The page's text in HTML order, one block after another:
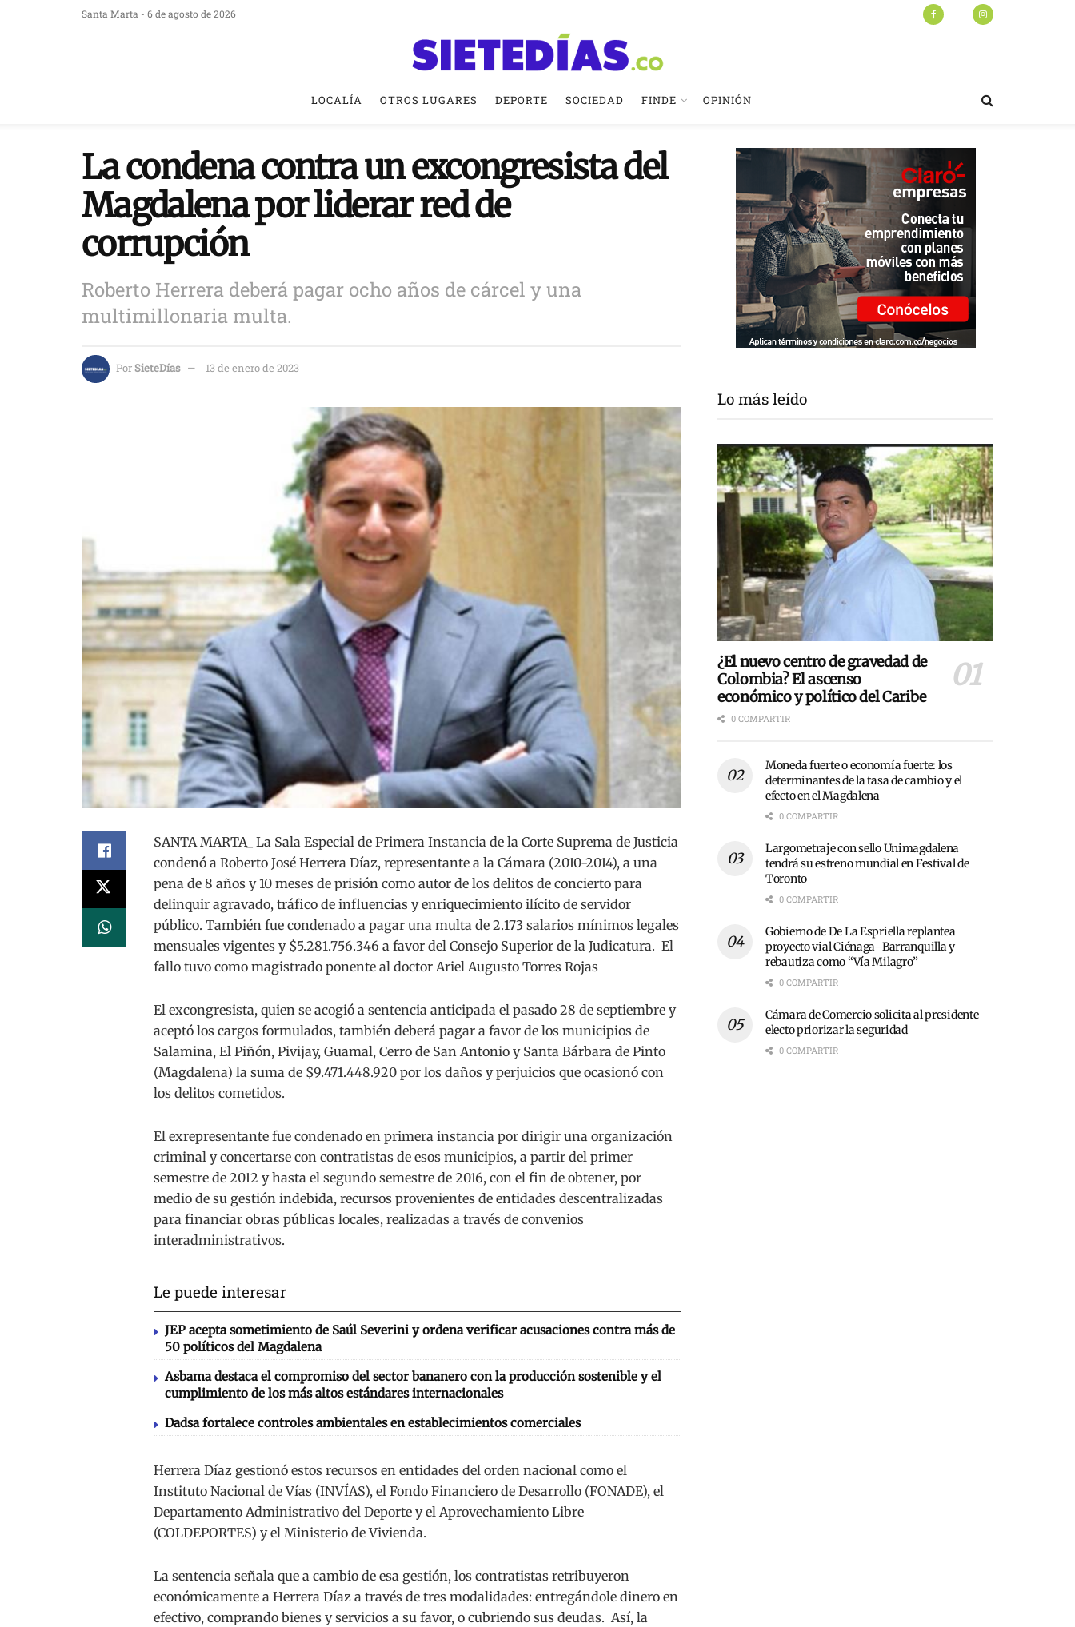
Santa Marta - 6 de agosto de 2026
LOCALÍA OTROS LUGARES DEPORTE SOCIEDAD FINDE OPINIÓN
La condena contra un excongresista del
Magdalena por liderar red de
corrupción
Roberto Herrera deberá pagar ocho años de cárcel y una
multimillonaria multa.
PorSieteDías 13 de enero de 2023
SANTA MARTA_ La Sala Especial de Primera Instancia de la Corte Suprema de Justicia
condenó a Roberto José Herrera Díaz, representante a la Cámara (2010-2014), a una
pena de 8 años y 10 meses de prisión como autor de los delitos de concierto para
delinquir agravado, tráfico de influencias y enriquecimiento ilícito de servidor
público. También fue condenado a pagar una multa de 2.173 salarios mínimos legales
mensuales vigentes y $5.281.756.346 a favor del Consejo Superior de la Judicatura. El
fallo tuvo como magistrado ponente al doctor Ariel Augusto Torres Rojas
El excongresista, quien se acogió a sentencia anticipada el pasado 28 de septiembre y
aceptó los cargos formulados, también deberá pagar a favor de los municipios de
Salamina, El Piñón, Pivijay, Guamal, Cerro de San Antonio y Santa Bárbara de Pinto
(Magdalena) la suma de $9.471.448.920 por los daños y perjuicios que ocasionó con
los delitos cometidos.
El exrepresentante fue condenado en primera instancia por dirigir una organización
criminal y concertarse con contratistas de esos municipios, a partir del primer
semestre de 2012 y hasta el segundo semestre de 2016, con el fin de obtener, por
medio de su gestión indebida, recursos provenientes de entidades descentralizadas
para financiar obras públicas locales, realizadas a través de convenios
interadministrativos.
Le puede interesar
JEP acepta sometimiento de Saúl Severini y ordena verificar acusaciones contra más de
50 políticos del Magdalena
Asbama destaca el compromiso del sector bananero con la producción sostenible y el
cumplimiento de los más altos estándares internacionales
Dadsa fortalece controles ambientales en establecimientos comerciales
Herrera Díaz gestionó estos recursos en entidades del orden nacional como el
Instituto Nacional de Vías (INVÍAS), el Fondo Financiero de Desarrollo (FONADE), el
Departamento Administrativo del Deporte y el Aprovechamiento Libre
(COLDEPORTES) y el Ministerio de Vivienda.
La sentencia señala que a cambio de esa gestión, los contratistas retribuyeron
económicamente a Herrera Díaz a través de tres modalidades: entregándole dinero en
efectivo, comprando bienes y servicios a su favor, o cubriendo sus deudas. Así, la
Lo más leído
¿El nuevo centro de gravedad de
Colombia? El ascenso
económico y político del Caribe
0 COMPARTIR
Moneda fuerte o economía fuerte: los
determinantes de la tasa de cambio y el
efecto en el Magdalena
0 COMPARTIR
Largometraje con sello Unimagdalena
tendrá su estreno mundial en Festival de
Toronto
0 COMPARTIR
Gobierno de De La Espriella replantea
proyecto vial Ciénaga–Barranquilla y
rebautiza como “Vía Milagro”
0 COMPARTIR
Cámara de Comercio solicita al presidente
electo priorizar la seguridad
0 COMPARTIR